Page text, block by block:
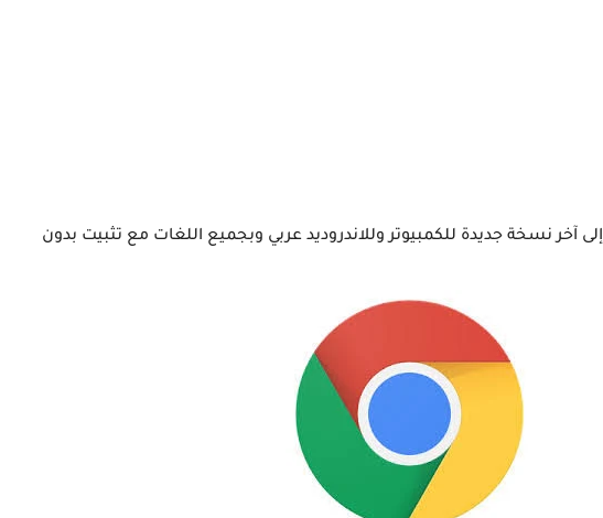
إلى آخر نسخة جديدة للكمبيوتر وللاندروديد عربي وبجميع اللغات مع تثبيت بدون